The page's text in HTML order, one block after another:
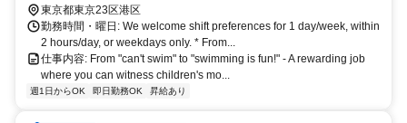
東京都東京23区港区
勤務時間・曜日: We welcome shift preferences for 1 day/week, within
2 hours/day, or weekdays only. * From...
仕事内容: From "can't swim" to "swimming is fun!" - A rewarding job
where you can witness children's mo...
週1日からOK 即日勤務OK 昇給あり